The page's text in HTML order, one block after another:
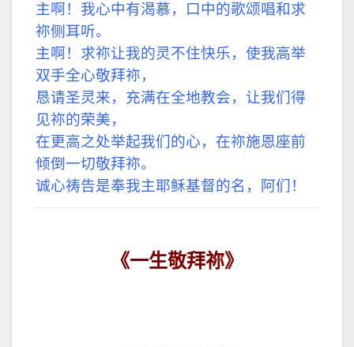
主啊！我心中有渴慕，口中的歌颂唱和求
祢侧耳听。
主啊！求祢让我的灵不住快乐，使我高举
双手全心敬拜祢，
恳请圣灵来，充满在全地教会，让我们得
见祢的荣美，
在更高之处举起我们的心，在祢施恩座前
倾倒一切敬拜祢。
诚心祷告是奉我主耶稣基督的名，阿们！
《一生敬拜祢》